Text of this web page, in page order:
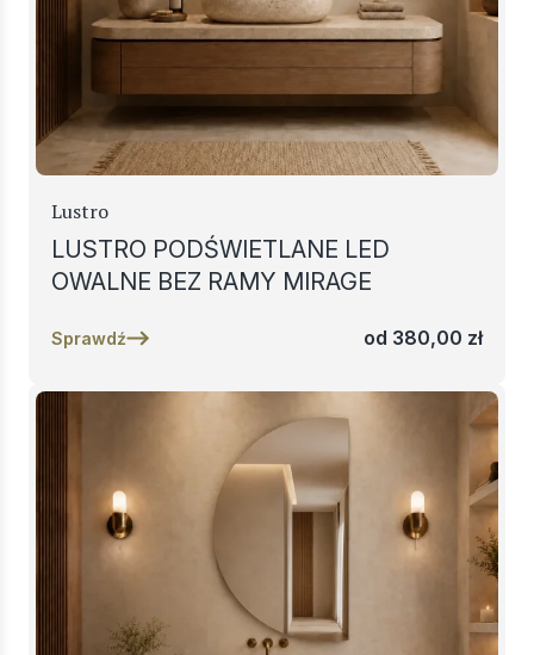
Lustro
LUSTRO PODŚWIETLANE LED
OWALNE BEZ RAMY MIRAGE
Sprawdź od 380,00 zł